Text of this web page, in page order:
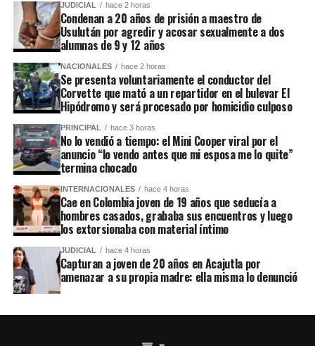
JUDICIAL hace 2 horas
Condenan a 20 años de prisión a maestro de
Usulután por agredir y acosar sexualmente a dos
alumnas de 9 y 12 años
NACIONALES hace 2 horas
Se presenta voluntariamente el conductor del
Corvette que mató a un repartidor en el bulevar El
Hipódromo y será procesado por homicidio culposo
PRINCIPAL hace 3 horas
No lo vendió a tiempo: el Mini Cooper viral por el
anuncio “lo vendo antes que mi esposa me lo quite”
termina chocado
INTERNACIONALES hace 4 horas
Cae en Colombia joven de 19 años que seducía a
hombres casados, grababa sus encuentros y luego
los extorsionaba con material íntimo
JUDICIAL hace 4 horas
Capturan a joven de 20 años en Acajutla por
amenazar a su propia madre: ella misma lo denunció